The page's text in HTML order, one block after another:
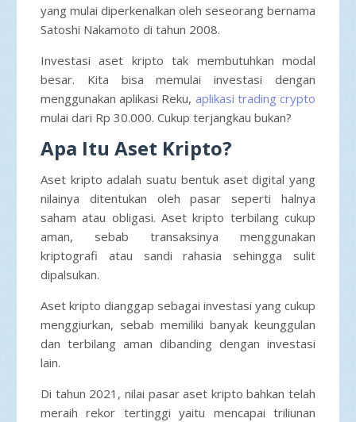
yang mulai diperkenalkan oleh seseorang bernama
Satoshi Nakamoto di tahun 2008.
Investasi aset kripto tak membutuhkan modal
besar. Kita bisa memulai investasi dengan
menggunakan aplikasi Reku, aplikasi trading crypto
mulai dari Rp 30.000. Cukup terjangkau bukan?
Apa Itu Aset Kripto?
Aset kripto adalah suatu bentuk aset digital yang
nilainya ditentukan oleh pasar seperti halnya
saham atau obligasi. Aset kripto terbilang cukup
aman, sebab transaksinya menggunakan
kriptografi atau sandi rahasia sehingga sulit
dipalsukan.
Aset kripto dianggap sebagai investasi yang cukup
menggiurkan, sebab memiliki banyak keunggulan
dan terbilang aman dibanding dengan investasi
lain.
Di tahun 2021, nilai pasar aset kripto bahkan telah
meraih rekor tertinggi yaitu mencapai triliunan